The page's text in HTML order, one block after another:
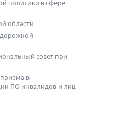
политики в сфере
области
дорожной
совет при
в
ПО инвалидов и лиц